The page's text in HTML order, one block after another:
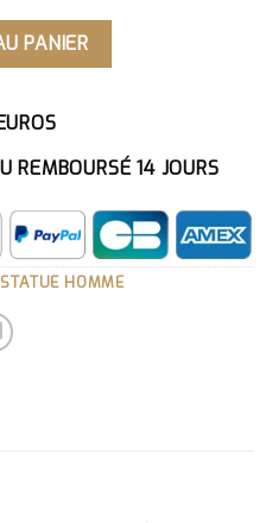
ÉGYPTIEN
PANIER
14 JOURS
STATUE HOMME